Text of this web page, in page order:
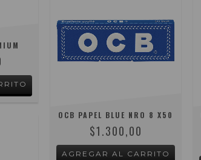
OCB PAPEL BLUE NRO 8 X50
$1.300,00